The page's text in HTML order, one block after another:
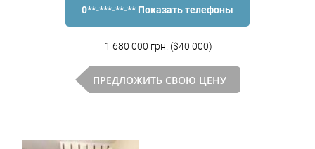
0**-***-**-** Показать телефоны
1 680 000 грн. ($40 000)
ПРЕДЛОЖИТЬ СВОЮ ЦЕНУ